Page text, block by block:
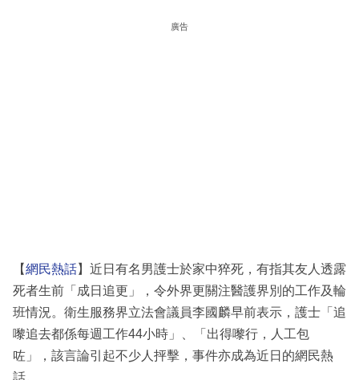
區
廣告
【網民熱話】近日有名男護士於家中猝死，有指其友人透露
死者生前「成日追更」，令外界更關注醫護界別的工作及輪
班情況。衛生服務界立法會議員李國麟早前表示，護士「追
嚟追去都係每週工作44小時」、「出得嚟行，人工包
咗」，該言論引起不少人抨擊，事件亦成為近日的網民熱
話。